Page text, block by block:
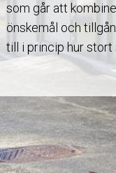
som går att
önskemål och
till i princip hur stort